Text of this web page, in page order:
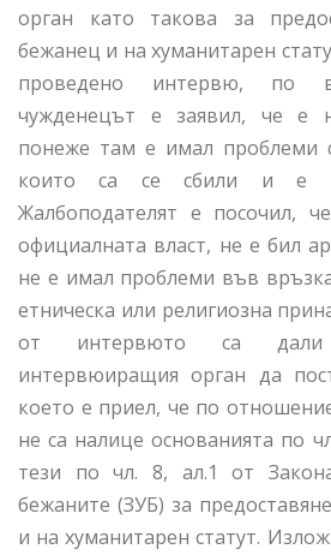
орган като такова за
бежанец и на хуманитарен
проведено интервю, по
чужденецът е заявил, че е
понеже там е имал проблеми
които са се сбили и е
Жалбоподателят е посочил,
официалната власт, не е бил
не е имал проблеми във
етническа или религиозна
от интервюто са дали
интервюиращия орган да
което е приел, че по
не са налице основанията по
тези по чл. 8, ал.1 от
бежаните (ЗУБ) за
и на хуманитарен статут.